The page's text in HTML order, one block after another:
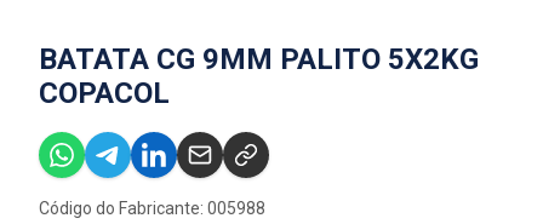
BATATA CG 9MM PALITO 5X2KG
COPACOL
Código do Fabricante: 005988